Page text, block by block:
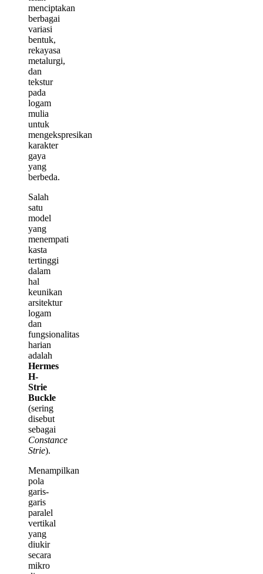
menciptakan
berbagai
variasi
bentuk,
rekayasa
metalurgi,
dan
tekstur
pada
logam
mulia
untuk
mengekspresikan
karakter
gaya
yang
berbeda.
Salah
satu
model
yang
menempati
kasta
tertinggi
dalam
hal
keunikan
arsitektur
logam
dan
fungsionalitas
harian
adalah
Hermes
H-
Strie
Buckle
(sering
disebut
sebagai
Constance
Strie).
Menampilkan
pola
garis-
garis
paralel
vertikal
yang
diukir
secara
mikro